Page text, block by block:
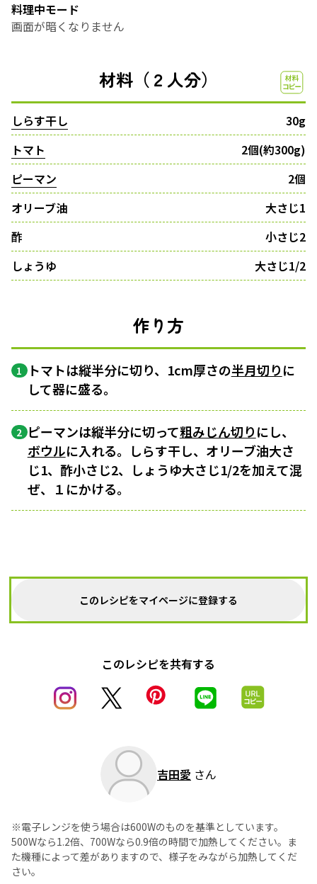
料理中モード
画面が暗くなりません
材料（２人分）
しらす干し
30g
トマト
2個(約300g)
ピーマン
2個
オリーブ油
大さじ1
酢
小さじ2
しょうゆ
大さじ1/2
作り方
1 トマトは縦半分に切り、1cm厚さの半月切りに
して器に盛る。
2 ピーマンは縦半分に切って粗みじん切りにし、
ボウルに入れる。しらす干し、オリーブ油大さ
じ1、酢小さじ2、しょうゆ大さじ1/2を加えて混
ぜ、１にかける。
このレシピをマイページに登録する
このレシピを共有する
吉田愛 さん
※電子レンジを使う場合は600Wのものを基準としています。
500Wなら1.2倍、700Wなら0.9倍の時間で加熱してください。ま
た機種によって差がありますので、様子をみながら加熱してくだ
さい。